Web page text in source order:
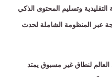
التقليدية وتسليم المحتوى الذكي
عبر المنظومة الشاملة لحدث
لنطاق غير مسبوق يمتد